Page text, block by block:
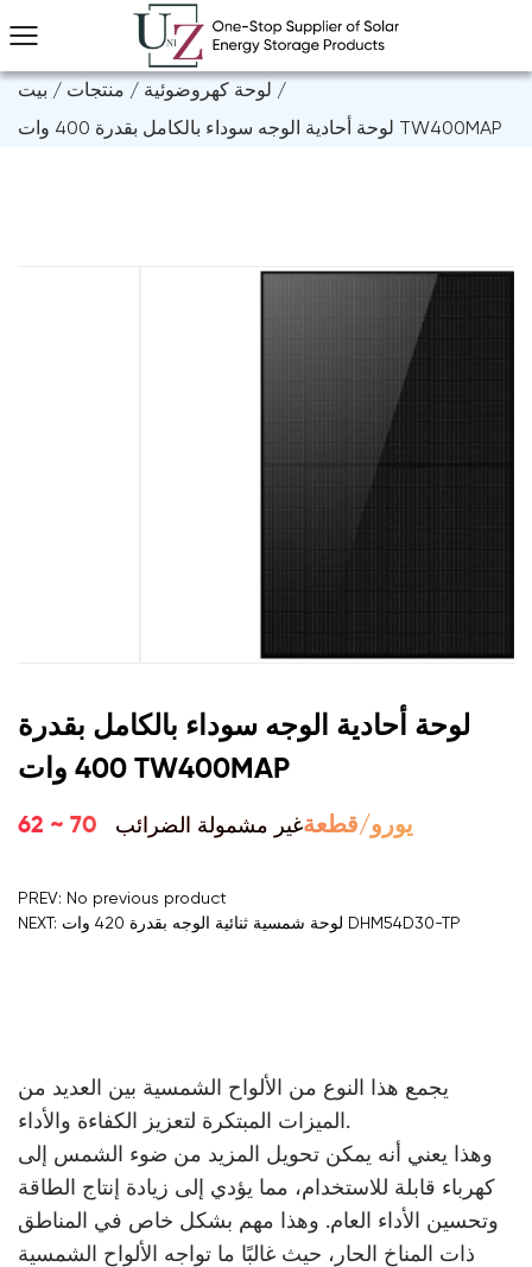
بيت / منتجات / لوحة كهروضوئية /
لوحة أحادية الوجه سوداء بالكامل بقدرة 400 وات TW400MAP
لوحة أحادية الوجه سوداء بالكامل بقدرة
400 وات TW400MAP
62 ~ 70 يورو/قطعةغير مشمولة الضرائب
PREV: No previous product
NEXT: لوحة شمسية ثنائية الوجه بقدرة 420 وات DHM54D30-TP
يجمع هذا النوع من الألواح الشمسية بين العديد من
الميزات المبتكرة لتعزيز الكفاءة والأداء.
وهذا يعني أنه يمكن تحويل المزيد من ضوء الشمس إلى
كهرباء قابلة للاستخدام، مما يؤدي إلى زيادة إنتاج الطاقة
وتحسين الأداء العام. وهذا مهم بشكل خاص في المناطق
ذات المناخ الحار، حيث غالبًا ما تواجه الألواح الشمسية